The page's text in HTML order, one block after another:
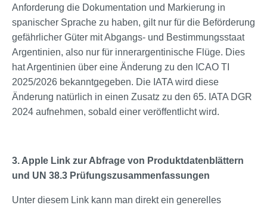
Anforderung die Dokumentation und Markierung in
spanischer Sprache zu haben, gilt nur für die Beförderung
gefährlicher Güter mit Abgangs- und Bestimmungsstaat
Argentinien, also nur für innerargentinische Flüge. Dies
hat Argentinien über eine Änderung zu den ICAO TI
2025/2026 bekanntgegeben. Die IATA wird diese
Änderung natürlich in einen Zusatz zu den 65. IATA DGR
2024 aufnehmen, sobald einer veröffentlicht wird.
3. Apple Link zur Abfrage von Produktdatenblättern
und UN 38.3 Prüfungszusammenfassungen
Unter diesem Link kann man direkt ein generelles